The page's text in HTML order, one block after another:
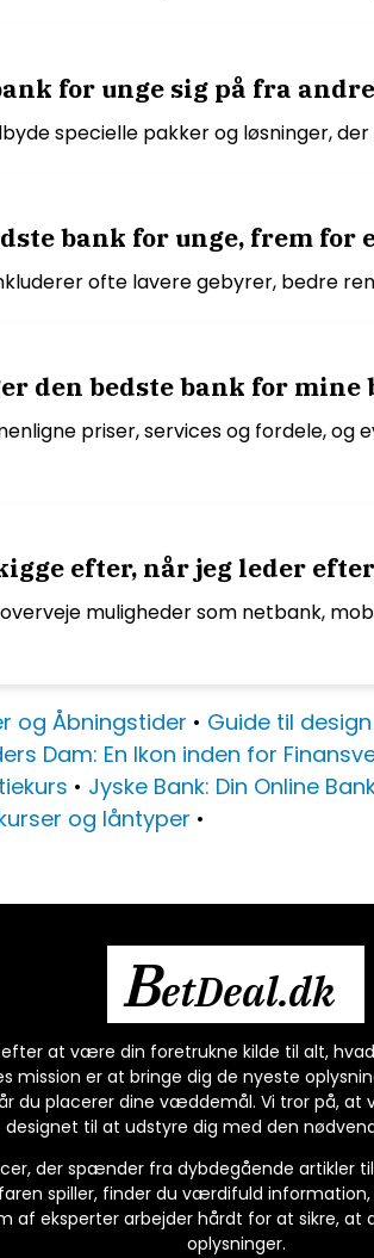
for unge sig på fra
specielle pakker og løsninger,
bank for unge, frem for
ofte lavere gebyrer, bedre
den bedste bank for mine
priser, services og fordele,
efter, når jeg leder
muligheder som netbank,
og Åbningstider • Guide til
Dam: En Ikon inden for
• Jyske Bank: Din Online
og låntyper •
BetDeal.dk
at være din foretrukne kilde til alt,
mission er at bringe dig de nyeste
du placerer dine væddemål. Vi tror på, at
designet til at udstyre dig med den
der spænder fra dybdegående artikler
spiller, finder du værdifuld
af eksperter arbejder hårdt for at sikre,
oplysninger.